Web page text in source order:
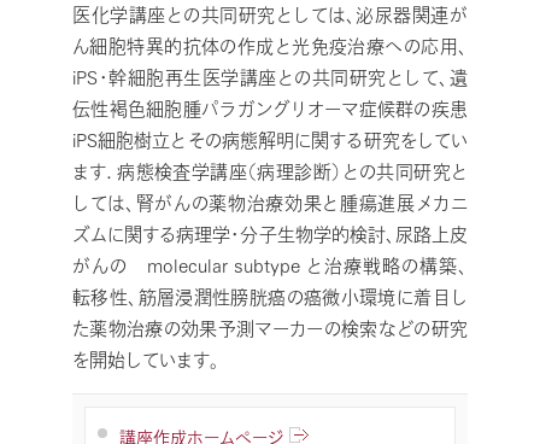
医化学講座との共同研究としては、泌尿器関連が
ん細胞特異的抗体の作成と光免疫治療への応用、
iPS・幹細胞再生医学講座との共同研究として、遺
伝性褐色細胞腫パラガングリオーマ症候群の疾患
iPS細胞樹立とその病態解明に関する研究をしてい
ます．病態検査学講座（病理診断）との共同研究と
しては、腎がんの薬物治療効果と腫瘍進展メカニ
ズムに関する病理学・分子生物学的検討、尿路上皮
がんの molecular subtype と治療戦略の構築、
転移性、筋層浸潤性膀胱癌の癌微小環境に着目し
た薬物治療の効果予測マーカーの検索などの研究
を開始しています。
講座作成ホームページ